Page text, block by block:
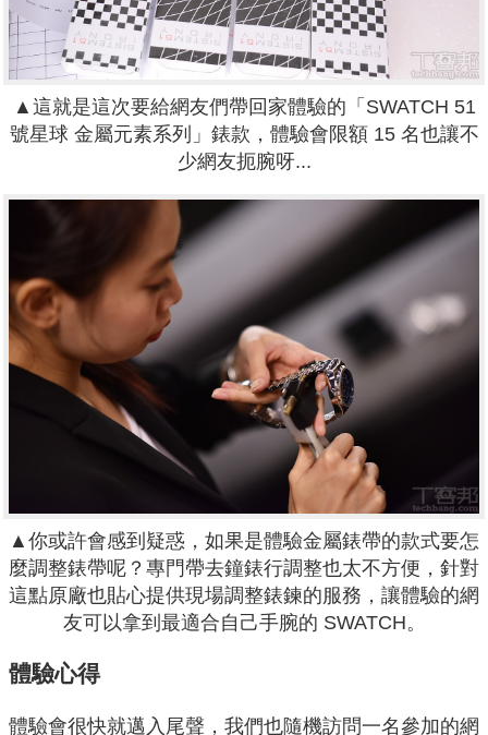
▲這就是這次要給網友們帶回家體驗的 「 SWATCH 51
號星球 金屬元素系列 」錶款，體驗會限額 15 名也讓不
少網友扼腕呀...
▲你或許會感到疑惑，如果是體驗金屬錶帶的款式要怎
麼調整錶帶呢？專門帶去鐘錶行調整也太不方便，針對
這點原廠也貼心提供現場調整錶鍊的服務，讓體驗的網
友可以拿到最適合自己手腕的 SWATCH。
體驗心得
體驗會很快就邁入尾聲，我們也隨機訪問一名參加的網